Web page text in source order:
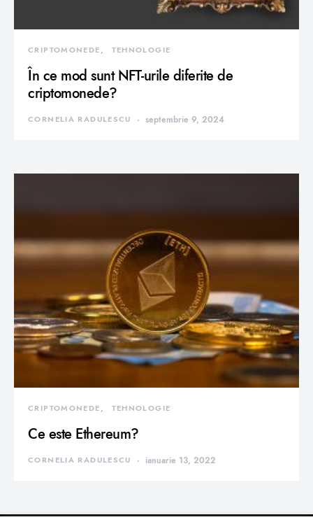
CRIPTOMONEDE TEHNOLOGIE
În ce mod sunt NFT-urile diferite de
criptomonede?
CORNELIA RADULESCU septembrie 9, 2024
CRIPTOMONEDE TEHNOLOGIE
Ce este Ethereum?
CORNELIA RADULESCU ianuarie 13, 2022